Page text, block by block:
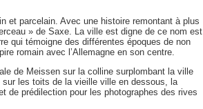
et parcelain. Avec une histoire remontant à plus
» de Saxe. La ville est digne de ce nom est
qui témoigne des différentes époques de non
romain avec l’Allemagne en son centre.
de Meissen sur la colline surplombant la ville
les toits de la vieille ville en dessous, la
de prédilection pour les photographes des rives